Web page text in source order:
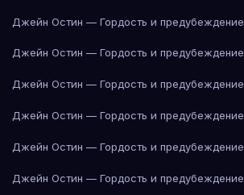
Джейн Остин — Гордость и предубеждение
Джейн Остин — Гордость и предубеждение
Джейн Остин — Гордость и предубеждение
Джейн Остин — Гордость и предубеждение
Джейн Остин — Гордость и предубеждение
Джейн Остин — Гордость и предубеждение